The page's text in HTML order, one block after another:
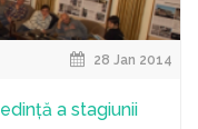
28 Jan 2014
a stagiunii